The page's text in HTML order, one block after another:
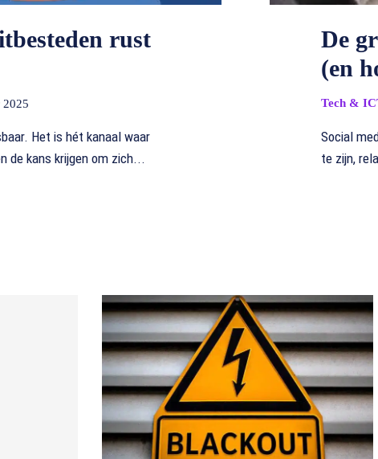
rust
2025
Het is hét kanaal waar
de kans krijgen om zich...
De
(en
Tech &
Social
te zijn,